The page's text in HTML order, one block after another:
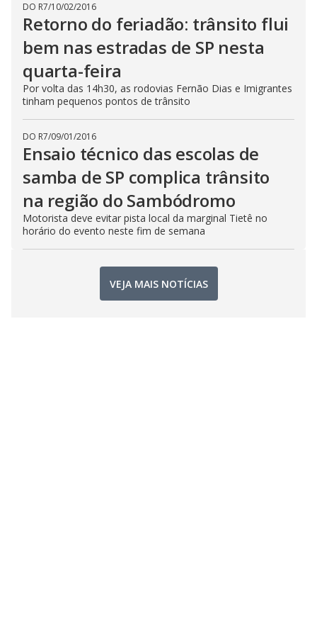
DO R7/10/02/2016
Retorno do feriadão: trânsito flui
bem nas estradas de SP nesta
quarta-feira
Por volta das 14h30, as rodovias Fernão Dias e Imigrantes
tinham pequenos pontos de trânsito
DO R7/09/01/2016
Ensaio técnico das escolas de
samba de SP complica trânsito
na região do Sambódromo
Motorista deve evitar pista local da marginal Tietê no
horário do evento neste fim de semana
VEJA MAIS NOTÍCIAS